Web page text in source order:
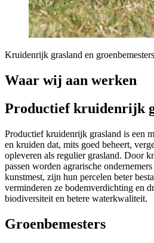
Kruidenrijk grasland en groenbemesters
Waar wij aan werken
Productief kruidenrijk
Productief kruidenrijk grasland is een
en kruiden dat, mits goed beheert,
opleveren als regulier grasland. Door
passen worden agrarische
kunstmest, zijn hun percelen beter
verminderen ze bodemverdichting en
biodiversiteit en betere waterkwaliteit.
Groenbemesters